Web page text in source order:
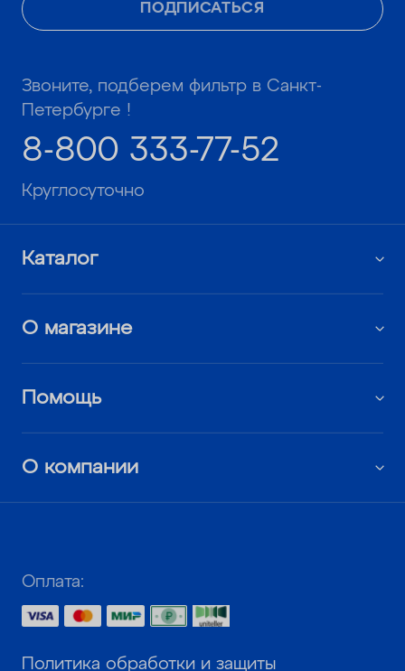
ПОДПИСАТЬСЯ
Звоните, подберем фильтр в Санкт-
Петербурге !
8-800 333-77-52
Круглосуточно
Каталог
О магазине
Помощь
О компании
Оплата:
Политика обработки и защиты